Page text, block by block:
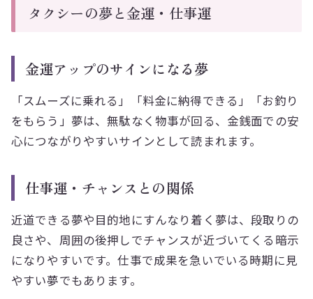
タクシーの夢と金運・仕事運
金運アップのサインになる夢
「スムーズに乗れる」「料金に納得できる」「お釣り
をもらう」夢は、無駄なく物事が回る、金銭面での安
心につながりやすいサインとして読まれます。
仕事運・チャンスとの関係
近道できる夢や目的地にすんなり着く夢は、段取りの
良さや、周囲の後押しでチャンスが近づいてくる暗示
になりやすいです。仕事で成果を急いでいる時期に見
やすい夢でもあります。